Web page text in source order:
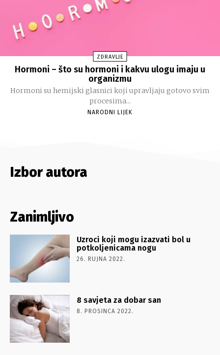
ZDRAVLJE
Hormoni – što su hormoni i kakvu ulogu imaju u
organizmu
Hormoni su hemijski glasnici koji upravljaju gotovo svim
procesima...
NARODNI LIJEK
Izbor autora
Zanimljivo
Uzroci koji mogu izazvati bol u
potkoljenicama nogu
26. RUJNA 2022.
8 savjeta za dobar san
8. PROSINCA 2022.